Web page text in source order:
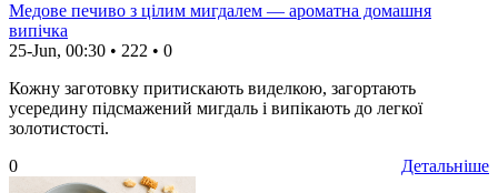
Медове печиво з цілим мигдалем — ароматна домашня
випічка
25-Jun, 00:30 • 222 • 0
Кожну заготовку притискають виделкою, загортають
усередину підсмажений мигдаль і випікають до легкої
золотистості.
Детальніше
0